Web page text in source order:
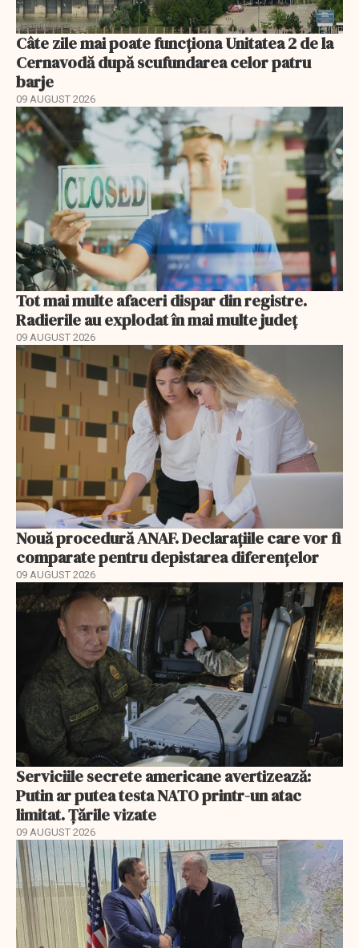
Câte zile mai poate funcționa Unitatea 2 de la
Cernavodă după scufundarea celor patru
barje
09 AUGUST 2026
Tot mai multe afaceri dispar din registre.
Radierile au explodat în mai multe județ
09 AUGUST 2026
Nouă procedură ANAF. Declarațiile care vor fi
comparate pentru depistarea diferențelor
09 AUGUST 2026
Serviciile secrete americane avertizează:
Putin ar putea testa NATO printr-un atac
limitat. Țările vizate
09 AUGUST 2026